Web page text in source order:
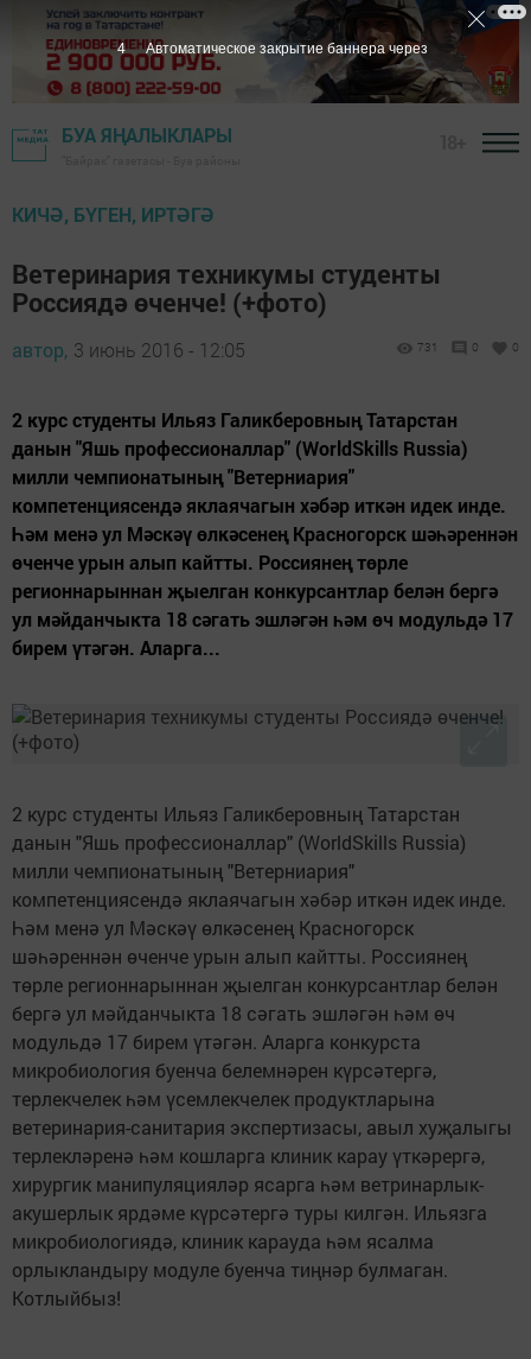
БУА ЯҢАЛЫКЛАРЫ
КИЧӘ, БҮГЕН, ИРТӘГӘ
Ветеринария техникумы студенты
Россиядә өченче! (+фото)
автор, 3 июнь 2016 - 12:05 731 0 0
2 курс студенты Ильяз Галикберовның Татарстан
данын "Яшь профессионаллар" (WorldSkills Russia)
милли чемпионатының "Ветерниария"
компетенциясендә яклаячагын хәбәр иткән идек инде.
Һәм менә ул Мәскәү өлкәсенең Красногорск шәһәреннән
өченче урын алып кайтты. Россиянең төрле
регионнарыннан җыелган конкурсантлар белән бергә
ул мәйданчыкта 18 сәгать эшләгән һәм өч модульдә 17
бирем үтәгән. Аларга...
2 курс студенты Ильяз Галикберовның Татарстан
данын "Яшь профессионаллар" (WorldSkills Russia)
милли чемпионатының "Ветерниария"
компетенциясендә яклаячагын хәбәр иткән идек инде.
Һәм менә ул Мәскәү өлкәсенең Красногорск
шәһәреннән өченче урын алып кайтты. Россиянең
төрле регионнарыннан җыелган конкурсантлар белән
бергә ул мәйданчыкта 18 сәгать эшләгән һәм өч
модульдә 17 бирем үтәгән. Аларга конкурста
микробиология буенча белемнәрен күрсәтергә,
терлекчелек һәм үсемлекчелек продуктларына
ветеринария-санитария экспертизасы, авыл хуҗалыгы
терлекләренә һәм кошларга клиник карау үткәрергә,
хирургик манипуляцияләр ясарга һәм ветринарлык-
акушерлык ярдәме күрсәтергә туры килгән. Ильязга
микробиологиядә, клиник карауда һәм ясалма
орлыкландыру модуле буенча тиңнәр булмаган.
Котлыйбыз!
3 Автоматическое закрытие баннера через